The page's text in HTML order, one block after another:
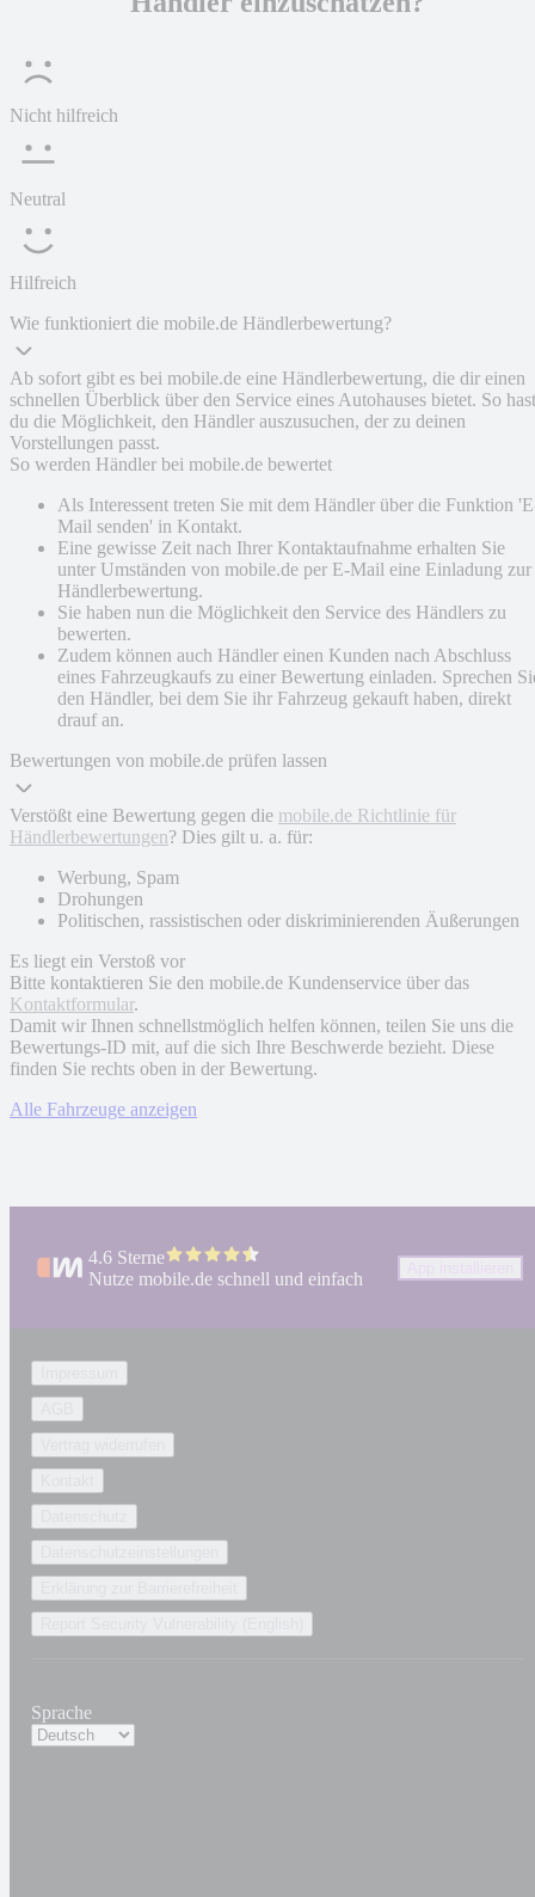
Nicht hilfreich
Neutral
Hilfreich
Wie funktioniert die mobile.de Händlerbewertung?
Ab sofort gibt es bei mobile.de eine Händlerbewertung, die dir einen
schnellen Überblick über den Service eines Autohauses bietet. So hast
du die Möglichkeit, den Händler auszusuchen, der zu deinen
Vorstellungen passt.
So werden Händler bei mobile.de bewertet
Als Interessent treten Sie mit dem Händler über die Funktion
Mail senden' in Kontakt.
Eine gewisse Zeit nach Ihrer Kontaktaufnahme erhalten Sie
unter Umständen von mobile.de per E-Mail eine Einladung zur
Händlerbewertung.
Sie haben nun die Möglichkeit den Service des Händlers zu
bewerten.
Zudem können auch Händler einen Kunden nach Abschluss
eines Fahrzeugkaufs zu einer Bewertung einladen. Sprechen
den Händler, bei dem Sie ihr Fahrzeug gekauft haben, direkt
drauf an.
Bewertungen von mobile.de prüfen lassen
Verstößt eine Bewertung gegen die mobile.de Richtlinie für
Händlerbewertungen? Dies gilt u. a. für:
Werbung, Spam
Drohungen
Politischen, rassistischen oder diskriminierenden Äußerungen
Es liegt ein Verstoß vor
Bitte kontaktieren Sie den mobile.de Kundenservice über das
Kontaktformular.
Damit wir Ihnen schnellstmöglich helfen können, teilen Sie uns die
Bewertungs-ID mit, auf die sich Ihre Beschwerde bezieht. Diese
finden Sie rechts oben in der Bewertung.
Alle Fahrzeuge anzeigen
4.6 Sterne
Nutze mobile.de schnell und einfach
Sprache